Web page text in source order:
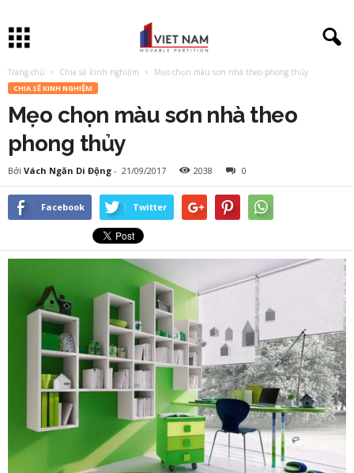
Trang chủ Chia sẽ kinh nghiệm Mẹo chọn màu sơn nhà theo phong thủy
CHIA SẼ KINH NGHIỆM
Mẹo chọn màu sơn nhà theo
phong thủy
Bởi Vách Ngăn Di Động - 21/09/2017 2038 0
Facebook Twitter